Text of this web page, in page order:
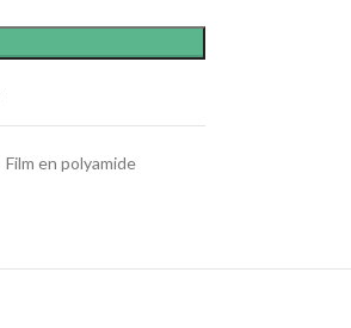
Film en polyamide